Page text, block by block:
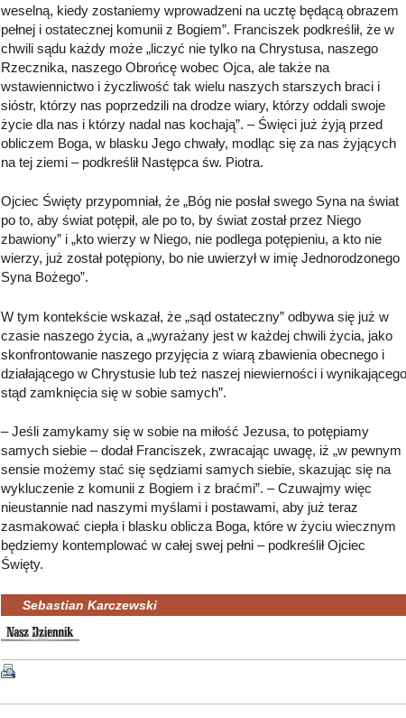
weselną, kiedy zostaniemy wprowadzeni na ucztę będącą obrazem
pełnej i ostatecznej komunii z Bogiem”. Franciszek podkreślił, że w
chwili sądu każdy może „liczyć nie tylko na Chrystusa, naszego
Rzecznika, naszego Obrońcę wobec Ojca, ale także na
wstawiennictwo i życzliwość tak wielu naszych starszych braci i
sióstr, którzy nas poprzedzili na drodze wiary, którzy oddali swoje
życie dla nas i którzy nadal nas kochają”. – Święci już żyją przed
obliczem Boga, w blasku Jego chwały, modląc się za nas żyjących
na tej ziemi – podkreślił Następca św. Piotra.
Ojciec Święty przypomniał, że „Bóg nie posłał swego Syna na świat
po to, aby świat potępił, ale po to, by świat został przez Niego
zbawiony” i „kto wierzy w Niego, nie podlega potępieniu, a kto nie
wierzy, już został potępiony, bo nie uwierzył w imię Jednorodzonego
Syna Bożego”.
W tym kontekście wskazał, że „sąd ostateczny” odbywa się już w
czasie naszego życia, a „wyrażany jest w każdej chwili życia, jako
skonfrontowanie naszego przyjęcia z wiarą zbawienia obecnego i
działającego w Chrystusie lub też naszej niewierności i wynikającego
stąd zamknięcia się w sobie samych”.
– Jeśli zamykamy się w sobie na miłość Jezusa, to potępiamy
samych siebie – dodał Franciszek, zwracając uwagę, iż „w pewnym
sensie możemy stać się sędziami samych siebie, skazując się na
wykluczenie z komunii z Bogiem i z braćmi”. – Czuwajmy więc
nieustannie nad naszymi myślami i postawami, aby już teraz
zasmakować ciepła i blasku oblicza Boga, które w życiu wiecznym
będziemy kontemplować w całej swej pełni – podkreślił Ojciec
Święty.
Sebastian Karczewski